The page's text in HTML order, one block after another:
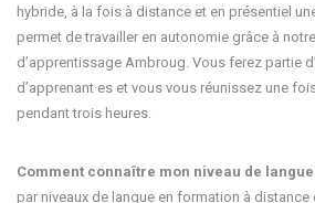
hybride, à la fois à distance et en présentiel
permet de travailler en autonomie grâce à
d’apprentissage Ambroug. Vous ferez partie
d’apprenant·es et vous vous réunissez une
pendant trois heures.
Comment connaître mon niveau de langue
par niveaux de langue en formation à distance